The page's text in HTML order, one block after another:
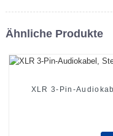
Ähnliche Produkte
XLR 3-Pin-